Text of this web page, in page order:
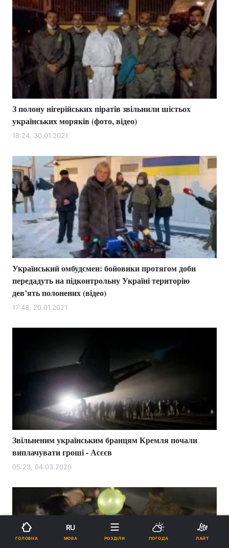
З полону нігерійських піратів звільнили шістьох
українських моряків (фото, відео)
18:24, 30.01.2021
Український омбудсмен: бойовики протягом доби
передадуть на підконтрольну Україні територію
дев’ять полонених (відео)
17:48, 20.01.2021
Звільненим українським бранцям Кремля почали
виплачувати гроші - Асєєв
05:23, 04.03.2020
ГОЛОВНА
RU
МОВА РОЗДІЛИ ПОГОДА ЛАЙТ